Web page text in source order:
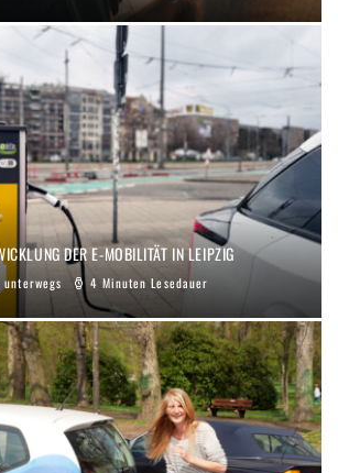
DER E-MOBILITÄT IN LEIPZIG
unterwegs 4 Minuten Lesedauer